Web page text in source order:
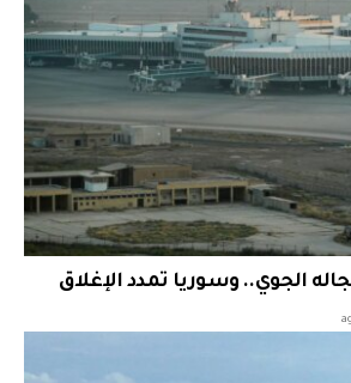
الجوي.. وسوريا تمدد الإغلاق